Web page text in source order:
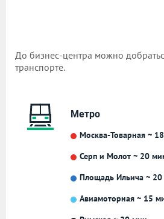
До бизнес-центра можно
транспорте.
Метро
Москва-Товарная ~
Серп и Молот ~ 20
Площадь Ильича ~
Авиамоторная ~ 15